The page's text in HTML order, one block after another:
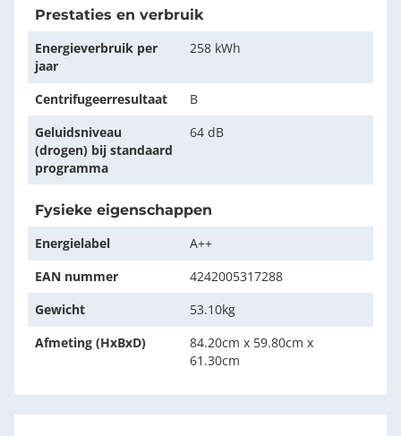
Prestaties en verbruik
Energieverbruik per
jaar
258 kWh
Centrifugeerresultaat
B
Geluidsniveau
(drogen) bij standaard
programma
64 dB
Fysieke eigenschappen
Energielabel
A++
EAN nummer
4242005317288
Gewicht
53.10kg
Afmeting (HxBxD)
84.20cm x 59.80cm x
61.30cm